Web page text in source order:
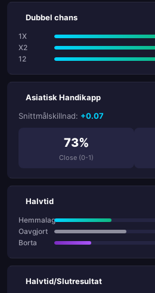
Dubbel chans
1X
X2
12
Asiatisk Handikapp
Snittmålskillnad: +0.07
73%
Close (0-1)
Halvtid
Hemmalag
Oavgjort
Borta
Halvtid/Slutresultat